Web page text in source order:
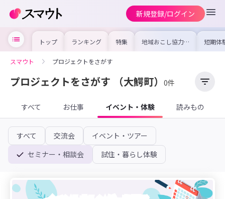
新規登録/ログイン
トップ ランキング 特集 地域おこし協力隊
の求人やイベント
を集めました！仕
けよう
短期体
り〜数
域を知
スマウト プロジェクトをさがす
プロジェクトをさがす （大鰐町） 0件
すべて お仕事 イベント・体験 読みもの
すべて 交流会
イベント・ツアー
セミナー・相談会
試住・暮らし体験